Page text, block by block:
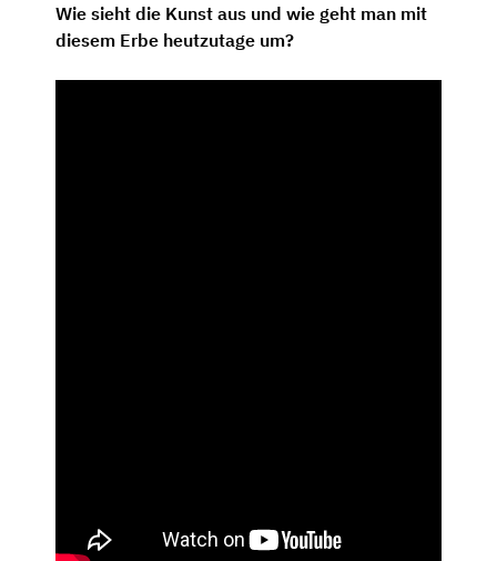
Wie sieht die Kunst aus und wie geht man mit
diesem Erbe heutzutage um?